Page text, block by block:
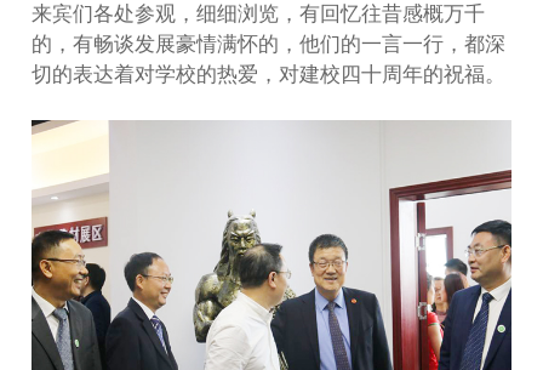
来宾们各处参观，细细浏览，有回忆往昔感概万千
的，有畅谈发展豪情满怀的，他们的一言一行，都深
切的表达着对学校的热爱，对建校四十周年的祝福。